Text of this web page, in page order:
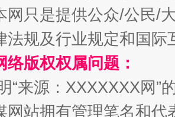
雪山、麦地、白藏房 除
网只是提供公众/公民/
法规及行业规定和国
络版权权属问题：
“来源：XXXXXXX网”
网站拥有管理笔名和